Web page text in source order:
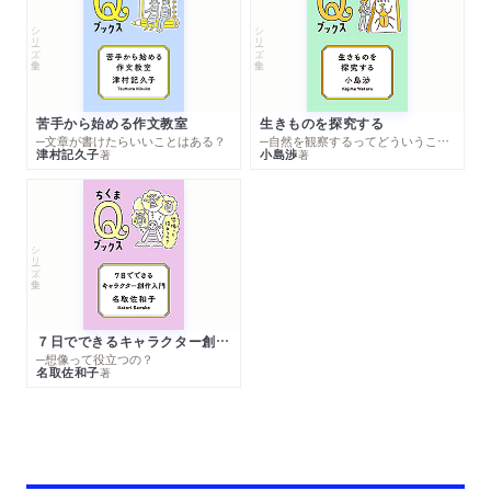
シリーズ・全集
苦手から始める作文教室
─文章が書けたらいいことはある？
津村記久子著
シリーズ・全集
生きものを探究する
─自然を観察するってどういうこと？
小島渉著
シリーズ・全集
７日でできるキャラクター創作入門
─想像って役立つの？
名取佐和子著